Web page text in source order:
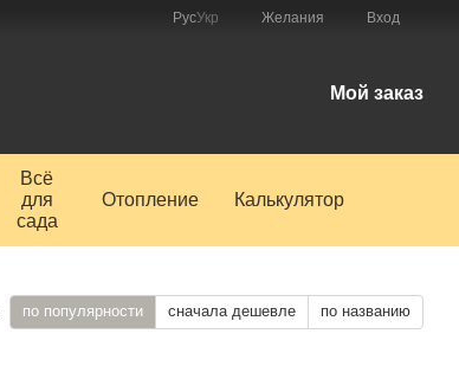
РусУкр Желания Вход
Мой заказ
Всё
для
сада
Отопление Калькулятор
по популярности сначала дешевле по названию